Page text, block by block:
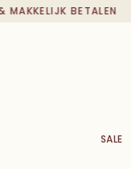
BETALEN
SALE